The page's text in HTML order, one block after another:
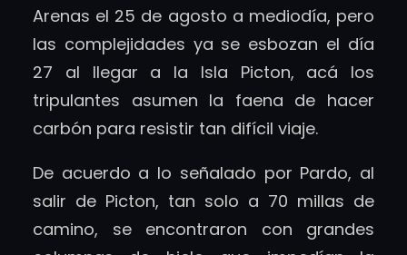
Arenas el 25 de agosto a mediodía, pero
las complejidades ya se esbozan el día
27 al llegar a la Isla Picton, acá los
tripulantes asumen la faena de hacer
carbón para resistir tan difícil viaje.
De acuerdo a lo señalado por Pardo, al
salir de Picton, tan solo a 70 millas de
camino, se encontraron con grandes